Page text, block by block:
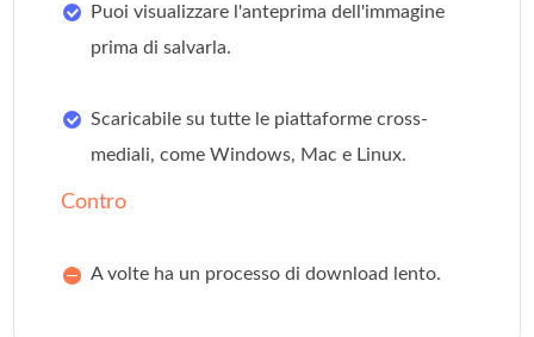
Puoi visualizzare l'anteprima dell'immagine
prima di salvarla.
Scaricabile su tutte le piattaforme cross-
mediali, come Windows, Mac e Linux.
Contro
A volte ha un processo di download lento.